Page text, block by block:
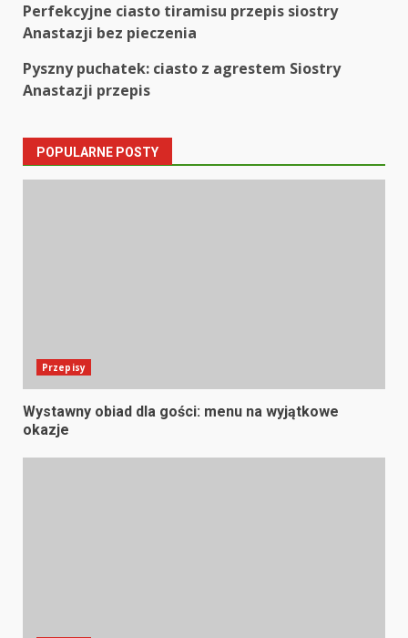
Post
navigation
Perfekcyjne ciasto tiramisu przepis siostry
Anastazji bez pieczenia
Pyszny puchatek: ciasto z agrestem Siostry
Anastazji przepis
POPULARNE POSTY
Przepisy
Wystawny obiad dla gości: menu na wyjątkowe
okazje